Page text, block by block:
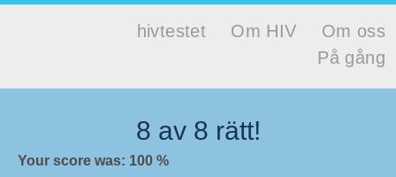
hivtestet Om HIV
Om oss
På gång
Hivtestet
8 av 8 rätt!
Your score was: 100 %